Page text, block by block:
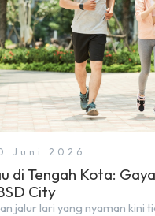
Juni 2026
di Tengah Kota:
City
jalur lari yang nyaman kini